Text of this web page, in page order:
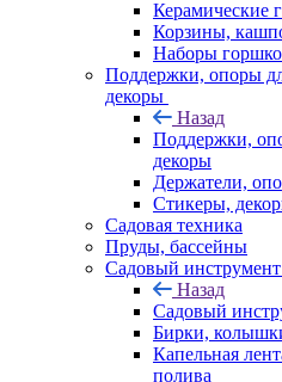
Керамические
Корзины,
Наборы
Поддержки, опоры
декоры
Назад
Поддержки,
декоры
Держатели,
Стикеры,
Садовая техника
Пруды, бассейны
Садовый инструмент
Назад
Садовый
Бирки,
Капельная
полива